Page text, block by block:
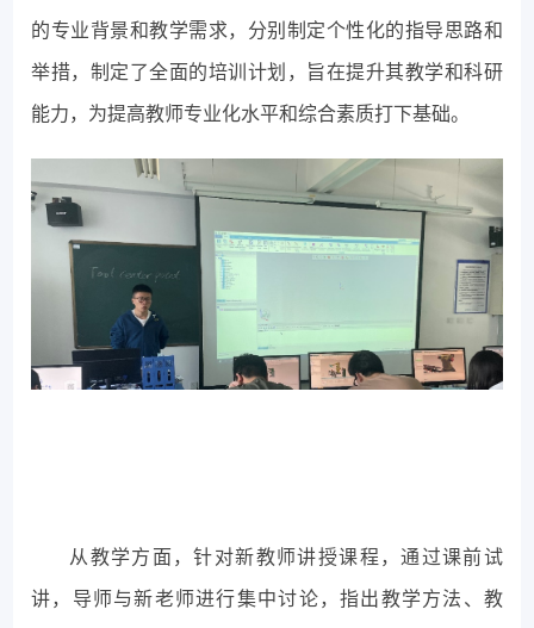
的专业背景和教学需求，分别制定个性化的指导思路和
举措，制定了全面的培训计划，旨在提升其教学和科研
能力，为提高教师专业化水平和综合素质打下基础。
从教学方面，针对新教师讲授课程，通过课前试
讲，导师与新老师进行集中讨论，指出教学方法、教